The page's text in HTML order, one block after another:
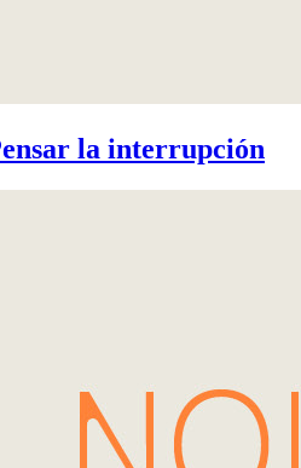
la interrupción